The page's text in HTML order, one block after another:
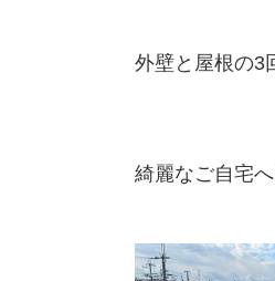
外壁と屋根の3
綺麗なご自宅